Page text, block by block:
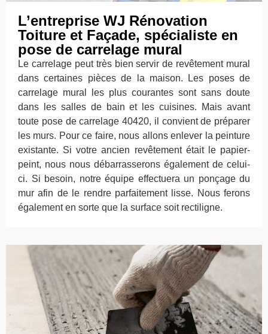
L’entreprise WJ Rénovation
Toiture et Façade, spécialiste en
pose de carrelage mural
Le carrelage peut très bien servir de revêtement mural
dans certaines pièces de la maison. Les poses de
carrelage mural les plus courantes sont sans doute
dans les salles de bain et les cuisines. Mais avant
toute pose de carrelage 40420, il convient de préparer
les murs. Pour ce faire, nous allons enlever la peinture
existante. Si votre ancien revêtement était le papier-
peint, nous nous débarrasserons également de celui-
ci. Si besoin, notre équipe effectuera un ponçage du
mur afin de le rendre parfaitement lisse. Nous ferons
également en sorte que la surface soit rectiligne.